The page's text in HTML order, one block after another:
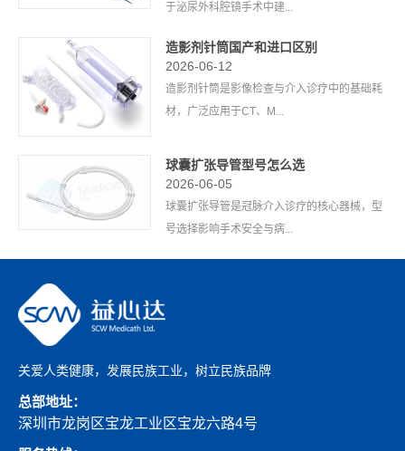
于泌尿外科腔镜手术中建...
造影剂针筒国产和进口区别
2026-06-12
造影剂针筒是影像检查与介入诊疗中的基础耗
材，广泛应用于CT、M...
球囊扩张导管型号怎么选
2026-06-05
球囊扩张导管是冠脉介入诊疗的核心器械，型
号选择影响手术安全与病...
关爱人类健康，发展民族工业，树立民族品牌
总部地址：
深圳市龙岗区宝龙工业区宝龙六路4号